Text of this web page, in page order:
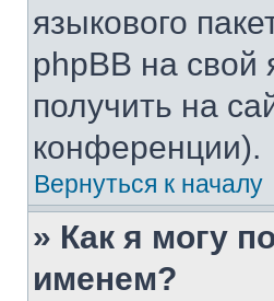
языкового
phpBB на
получить на
конференции).
Вернуться к началу
» Как я могу
именем?